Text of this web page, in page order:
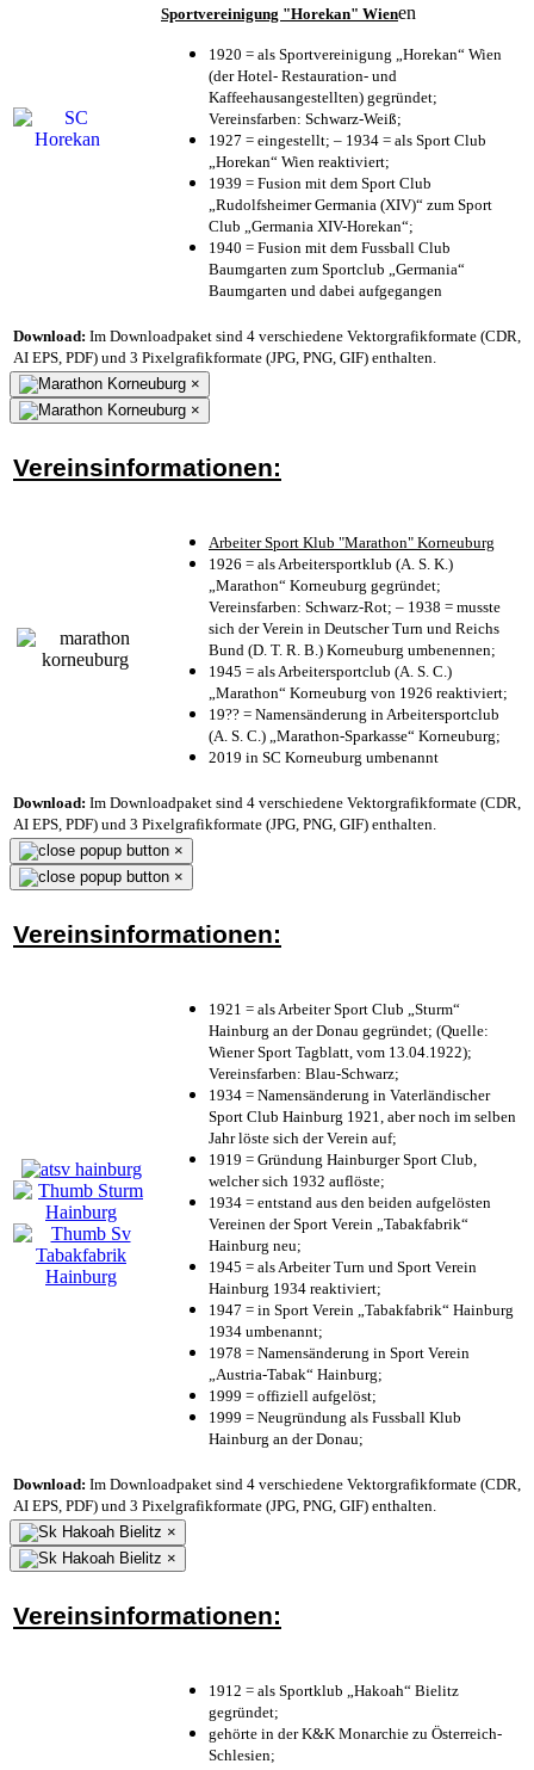
Sportvereinigung "Horekan" Wienen
1920 = als Sportvereinigung „Horekan“ Wien
(der Hotel- Restauration- und
Kaffeehausangestellten) gegründet;
Vereinsfarben: Schwarz-Weiß;
1927 = eingestellt; – 1934 = als Sport Club
„Horekan“ Wien reaktiviert;
1939 = Fusion mit dem Sport Club
„Rudolfsheimer Germania (XIV)“ zum Sport
Club „Germania XIV-Horekan“;
1940 = Fusion mit dem Fussball Club
Baumgarten zum Sportclub „Germania“
Baumgarten und dabei aufgegangen
Download: Im Downloadpaket sind 4 verschiedene Vektorgrafikformate (CDR,
AI EPS, PDF) und 3 Pixelgrafikformate (JPG, PNG, GIF) enthalten.
×
×
Vereinsinformationen:
Arbeiter Sport Klub "Marathon" Korneuburg
1926 = als Arbeitersportklub (A. S. K.)
„Marathon“ Korneuburg gegründet;
Vereinsfarben: Schwarz-Rot; – 1938 = musste
sich der Verein in Deutscher Turn und Reichs
Bund (D. T. R. B.) Korneuburg umbenennen;
1945 = als Arbeitersportclub (A. S. C.)
„Marathon“ Korneuburg von 1926 reaktiviert;
19?? = Namensänderung in Arbeitersportclub
(A. S. C.) „Marathon-Sparkasse“ Korneuburg;
2019 in SC Korneuburg umbenannt
Download: Im Downloadpaket sind 4 verschiedene Vektorgrafikformate (CDR,
AI EPS, PDF) und 3 Pixelgrafikformate (JPG, PNG, GIF) enthalten.
×
×
Vereinsinformationen:
1921 = als Arbeiter Sport Club „Sturm“
Hainburg an der Donau gegründet; (Quelle:
Wiener Sport Tagblatt, vom 13.04.1922);
Vereinsfarben: Blau-Schwarz;
1934 = Namensänderung in Vaterländischer
Sport Club Hainburg 1921, aber noch im selben
Jahr löste sich der Verein auf;
1919 = Gründung Hainburger Sport Club,
welcher sich 1932 auflöste;
1934 = entstand aus den beiden aufgelösten
Vereinen der Sport Verein „Tabakfabrik“
Hainburg neu;
1945 = als Arbeiter Turn und Sport Verein
Hainburg 1934 reaktiviert;
1947 = in Sport Verein „Tabakfabrik“ Hainburg
1934 umbenannt;
1978 = Namensänderung in Sport Verein
„Austria-Tabak“ Hainburg;
1999 = offiziell aufgelöst;
1999 = Neugründung als Fussball Klub
Hainburg an der Donau;
Download: Im Downloadpaket sind 4 verschiedene Vektorgrafikformate (CDR,
AI EPS, PDF) und 3 Pixelgrafikformate (JPG, PNG, GIF) enthalten.
×
×
Vereinsinformationen:
1912 = als Sportklub „Hakoah“ Bielitz
gegründet;
gehörte in der K&K Monarchie zu Österreich-
Schlesien;